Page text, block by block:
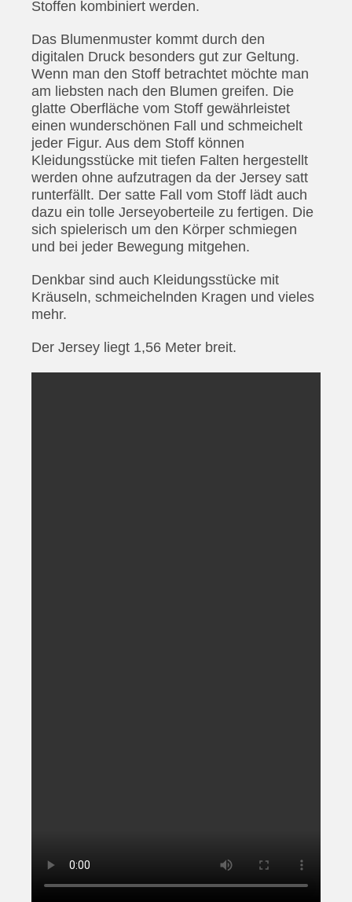
Stoffen kombiniert werden.
Das Blumenmuster kommt durch den
digitalen Druck besonders gut zur Geltung.
Wenn man den Stoff betrachtet möchte man
am liebsten nach den Blumen greifen. Die
glatte Oberfläche vom Stoff gewährleistet
einen wunderschönen Fall und schmeichelt
jeder Figur. Aus dem Stoff können
Kleidungsstücke mit tiefen Falten hergestellt
werden ohne aufzutragen da der Jersey satt
runterfällt. Der satte Fall vom Stoff lädt auch
dazu ein tolle Jerseyoberteile zu fertigen. Die
sich spielerisch um den Körper schmiegen
und bei jeder Bewegung mitgehen.
Denkbar sind auch Kleidungsstücke mit
Kräuseln, schmeichelnden Kragen und vieles
mehr.
Der Jersey liegt 1,56 Meter breit.